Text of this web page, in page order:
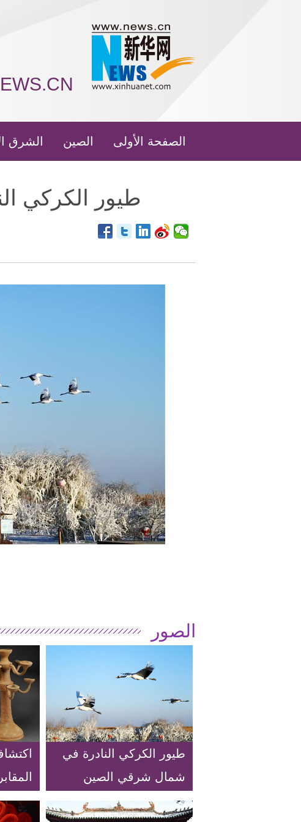
الصفحة الأولى الصين الشرق
طيور الكركي
الصور
طيور الكركي النادرة في
شمال شرقي الصين